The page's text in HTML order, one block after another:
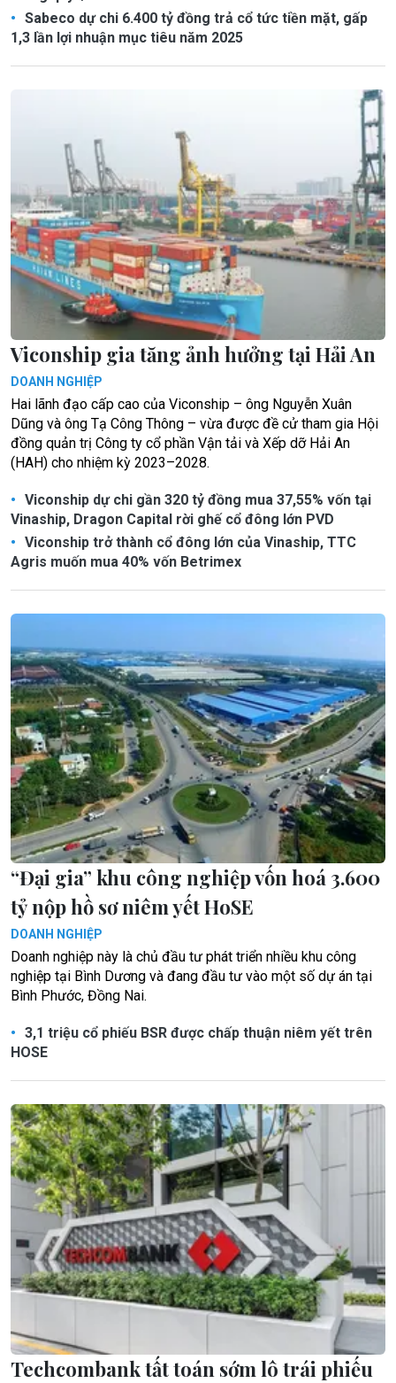
Sabeco dự chi 6.400 tỷ đồng trả cổ tức tiền mặt, gấp
1,3 lần lợi nhuận mục tiêu năm 2025
Viconship gia tăng ảnh hưởng tại Hải An
DOANH NGHIỆP
Hai lãnh đạo cấp cao của Viconship – ông Nguyễn Xuân
Dũng và ông Tạ Công Thông – vừa được đề cử tham gia Hội
đồng quản trị Công ty cổ phần Vận tải và Xếp dỡ Hải An
(HAH) cho nhiệm kỳ 2023–2028.
Viconship dự chi gần 320 tỷ đồng mua 37,55% vốn tại
Vinaship, Dragon Capital rời ghế cổ đông lớn PVD
Viconship trở thành cổ đông lớn của Vinaship, TTC
Agris muốn mua 40% vốn Betrimex
“Đại gia” khu công nghiệp vốn hoá 3.600
tỷ nộp hồ sơ niêm yết HoSE
DOANH NGHIỆP
Doanh nghiệp này là chủ đầu tư phát triển nhiều khu công
nghiệp tại Bình Dương và đang đầu tư vào một số dự án tại
Bình Phước, Đồng Nai.
3,1 triệu cổ phiếu BSR được chấp thuận niêm yết trên
HOSE
Techcombank tất toán sớm lô trái phiếu